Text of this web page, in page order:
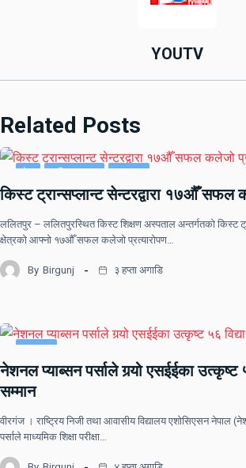
YOUTV
Related Posts
किस्ट ट्रान्सप्लान्ट सेन्टरद्वारा १७औँ सफल
ललितपुर – ललितपुरस्थित किस्ट शिक्षण अस्पताल अन्तर्गतको किस्ट
क्षेत्रको आफ्नो १७औँ सफल कलेजो प्रत्यारोपण…
By Birgunj ३ हप्ता अगाडि
नेशनल प्याब्सन पर्साले गर्‍यो एसईईका उत्कृष्ट
सम्मान
वीरगंज । राष्ट्रिय निजी तथा आवासीय विद्यालय एशोसिएसन नेपाल
पर्साले माध्यमिक शिक्षा परीक्षा…